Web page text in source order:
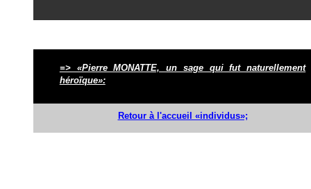
=> «Pierre MONATTE, un sage qui fut naturellement
héroïque»:
Retour à l'accueil «individus»;